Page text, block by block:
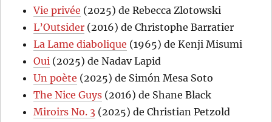
Vie privée (2025) de Rebecca Zlotowski
L’Outsider (2016) de Christophe Barratier
La Lame diabolique (1965) de Kenji Misumi
Oui (2025) de Nadav Lapid
Un poète (2025) de Simón Mesa Soto
The Nice Guys (2016) de Shane Black
Miroirs No. 3 (2025) de Christian Petzold